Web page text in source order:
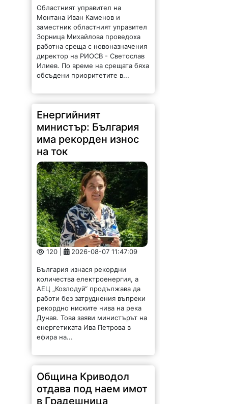
Областният управител на
Монтана Иван Каменов и
заместник областният управител
Зорница Михайлова проведоха
работна среща с новоназначения
директор на РИОСВ - Светослав
Илиев. По време на срещата бяха
обсъдени приоритетите в...
Енергийният
министър: България
има рекорден износ
на ток
120 | 2026-08-07 11:47:09
България изнася рекордни
количества електроенергия, а
АЕЦ „Козлодуй“ продължава да
работи без затруднения въпреки
рекордно ниските нива на река
Дунав. Това заяви министърът на
енергетиката Ива Петрова в
ефира на...
Община Криводол
отдава под наем имот
в Градешница